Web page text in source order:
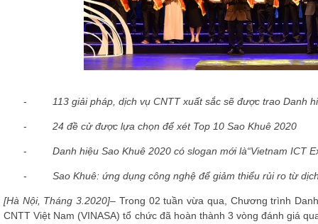
-113 giải pháp, dịch vụ CNTT xuất sắc sẽ được trao Danh
-24 đề cử được lựa chọn để xét Top 10 Sao Khuê 2020
-Danh hiệu Sao Khuê 2020 có slogan mới là“Vietnam ICT
-Sao Khuê: ứng dụng công nghệ để giảm thiểu rủi ro từ
[Hà Nội, Tháng 3.2020]– Trong 02 tuần vừa qua, Chương trình
CNTT Việt Nam (VINASA) tổ chức đã hoàn thành 3 vòng đánh giá